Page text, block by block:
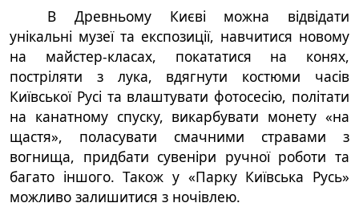
В Древньому Києві можна відвідати
унікальні музеї та експозиції, навчитися новому
на майстер-класах, покататися на конях,
постріляти з лука, вдягнути костюми часів
Київської Русі та влаштувати фотосесію, політати
на канатному спуску, викарбувати монету «на
щастя», поласувати смачними стравами з
вогнища, придбати сувеніри ручної роботи та
багато іншого. Також у «Парку Київська Русь»
можливо залишитися з ночівлею.